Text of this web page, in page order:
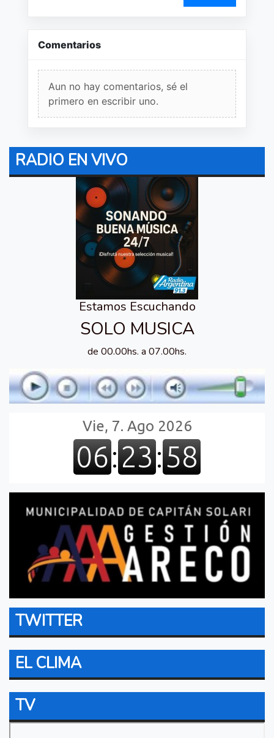
Comentarios
Aun no hay comentarios, sé el
primero en escribir uno.
RADIO EN VIVO
Estamos Escuchando
SOLO MUSICA
de 00.00hs. a 07.00hs.
TWITTER
EL CLIMA
TV